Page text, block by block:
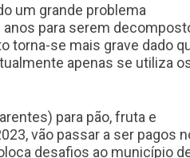
um grande problema
para serem
torna-se mais grave dado
apenas se utiliza
para pão, fruta e
vão passar a ser pagos
desafios ao município